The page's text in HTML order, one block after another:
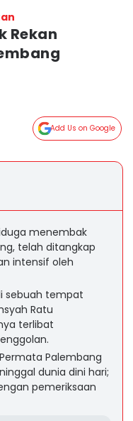
Rekan
Add Us on Google
menembak
telah ditangkap
intensif oleh
sebuah tempat
Ratu
terlibat
Palembang
dunia dini hari;
pemeriksaan